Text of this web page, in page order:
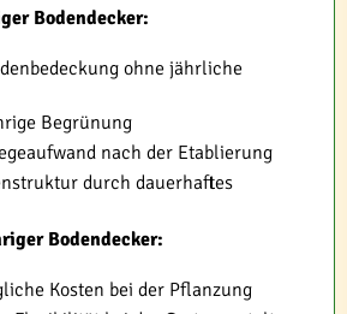
Bodendecker:
ohne jährliche
Begrünung
nach der Etablierung
durch dauerhaftes
Bodendecker:
Kosten bei der Pflanzung